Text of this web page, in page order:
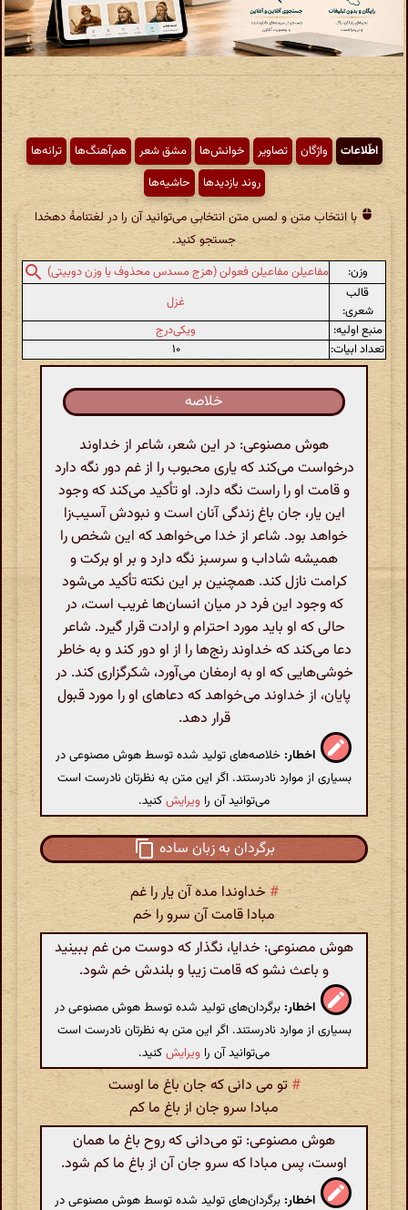
اطّلاعات واژگان تصاویر خوانش‌ها مشق شعر هم‌آهنگ‌ها
ترانه‌ها
روند بازدیدها
حاشیه‌ها
با انتخاب متن و لمس متن انتخابی می‌توانید آن را در لغتنامهٔ دهخدا
جستجو کنید.
وزن:
مفاعیلن مفاعیلن فعولن (هزج مسدس محذوف یا وزن دوبیتی)
قالب
شعری:
غزل
منبع اولیه:
ویکی‌درج
تعداد ابیات:
۱۰
خلاصه
هوش مصنوعی: در این شعر، شاعر از خداوند
درخواست می‌کند که یاری محبوب را از غم دور نگه دارد
و قامت او را راست نگه دارد. او تأکید می‌کند که وجود
این یار، جان باغ زندگی آنان است و نبودش آسیب‌زا
خواهد بود. شاعر از خدا می‌خواهد که این شخص را
همیشه شاداب و سرسبز نگه دارد و بر او برکت و
کرامت نازل کند. همچنین بر این نکته تأکید می‌شود
که وجود این فرد در میان انسان‌ها غریب است، در
حالی که او باید مورد احترام و ارادت قرار گیرد. شاعر
دعا می‌کند که خداوند رنج‌ها را از او دور کند و به خاطر
خوشی‌هایی که او به ارمغان می‌آورد، شکرگزاری کند. در
پایان، از خداوند می‌خواهد که دعاهای او را مورد قبول
قرار دهد.
اخطار: خلاصه‌های تولید شده توسط هوش مصنوعی در
بسیاری از موارد نادرستند. اگر این متن به نظرتان نادرست است
می‌توانید آن را ویرایشکنید.
برگردان به زبان ساده
# خداوندا مده آن یار را غم
مبادا قامت آن سرو را خم
هوش مصنوعی: خدایا، نگذار که دوست من غم ببینید
و باعث نشو که قامت زیبا و بلندش خم شود.
اخطار: برگردان‌های تولید شده توسط هوش مصنوعی در
بسیاری از موارد نادرستند. اگر این متن به نظرتان نادرست است
می‌توانید آن را ویرایشکنید.
# تو می دانی که جان باغ ما اوست
مبادا سرو جان از باغ ما کم
هوش مصنوعی: تو می‌دانی که روح باغ ما همان
اوست، پس مبادا که سرو جان آن از باغ ما کم شود.
اخطار: برگردان‌های تولید شده توسط هوش مصنوعی در